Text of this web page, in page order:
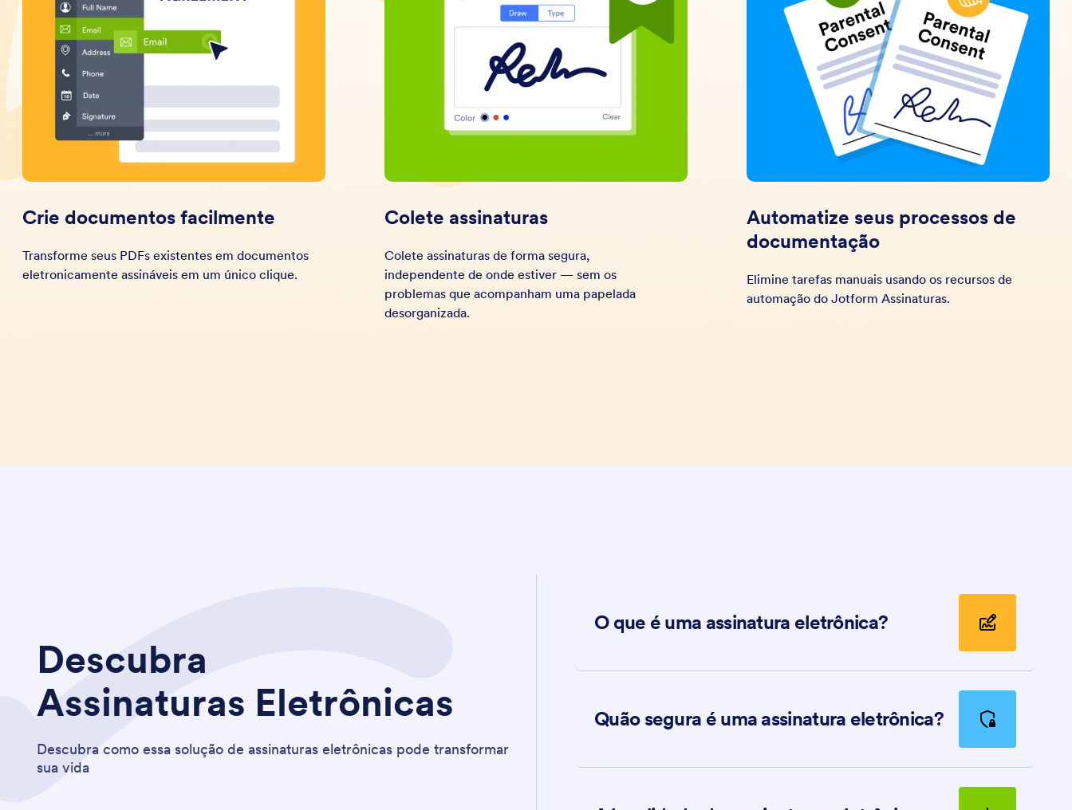
Crie documentos facilmente
Transforme seus PDFs existentes em documentos
eletronicamente assináveis em um único clique.
Colete assinaturas
Colete assinaturas de forma segura,
independente de onde estiver — sem os
problemas que acompanham uma papelada
desorganizada.
Automatize seus processos de
documentação
Elimine tarefas manuais usando os recursos de
automação do Jotform Assinaturas.
Descubra
Assinaturas Eletrônicas
Descubra como essa solução de assinaturas eletrônicas pode transformar
sua vida
O que é uma assinatura eletrônica?
Quão segura é uma assinatura eletrônica?